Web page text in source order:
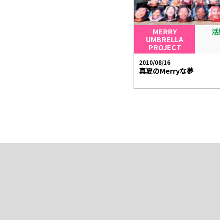
MERRY
UMBRELLA
PROJECT
2010/08/16
真夏のMerryな夢